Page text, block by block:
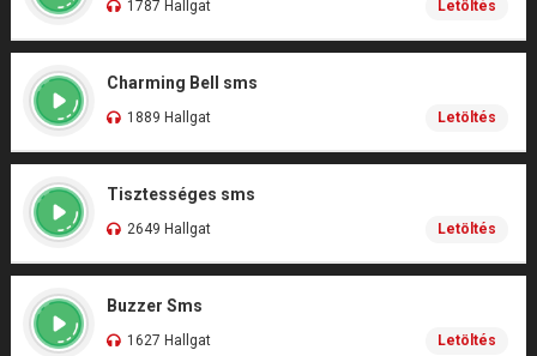
1787 Hallgat Letöltés
Charming Bell sms
1889 Hallgat Letöltés
Tisztességes sms
2649 Hallgat Letöltés
Buzzer Sms
1627 Hallgat Letöltés